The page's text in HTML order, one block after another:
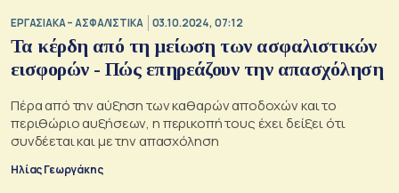
ΕΡΓΑΣΙΑΚΑ – ΑΣΦΑΛΙΣΤΙΚΑ 03.10.2024, 07:12
Τα κέρδη από τη μείωση των ασφαλιστικών
εισφορών - Πώς επηρεάζουν την απασχόληση
Πέρα από την αύξηση των καθαρών αποδοχών και το
περιθώριο αυξήσεων, η περικοπή τους έχει δείξει ότι
συνδέεται και με την απασχόληση
Ηλίας Γεωργάκης